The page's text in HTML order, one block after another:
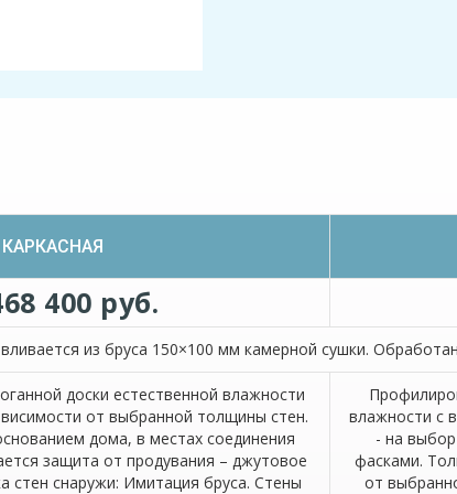
КАРКАСНАЯ
400 руб.
из бруса 150×100 мм камерной сушки.
доски естественной влажности
от выбранной толщины стен.
дома, в местах соединения
защита от продувания – джутовое
стен снаружи: Имитация бруса. Стены
влажности с
- на выбор
фасками.
от